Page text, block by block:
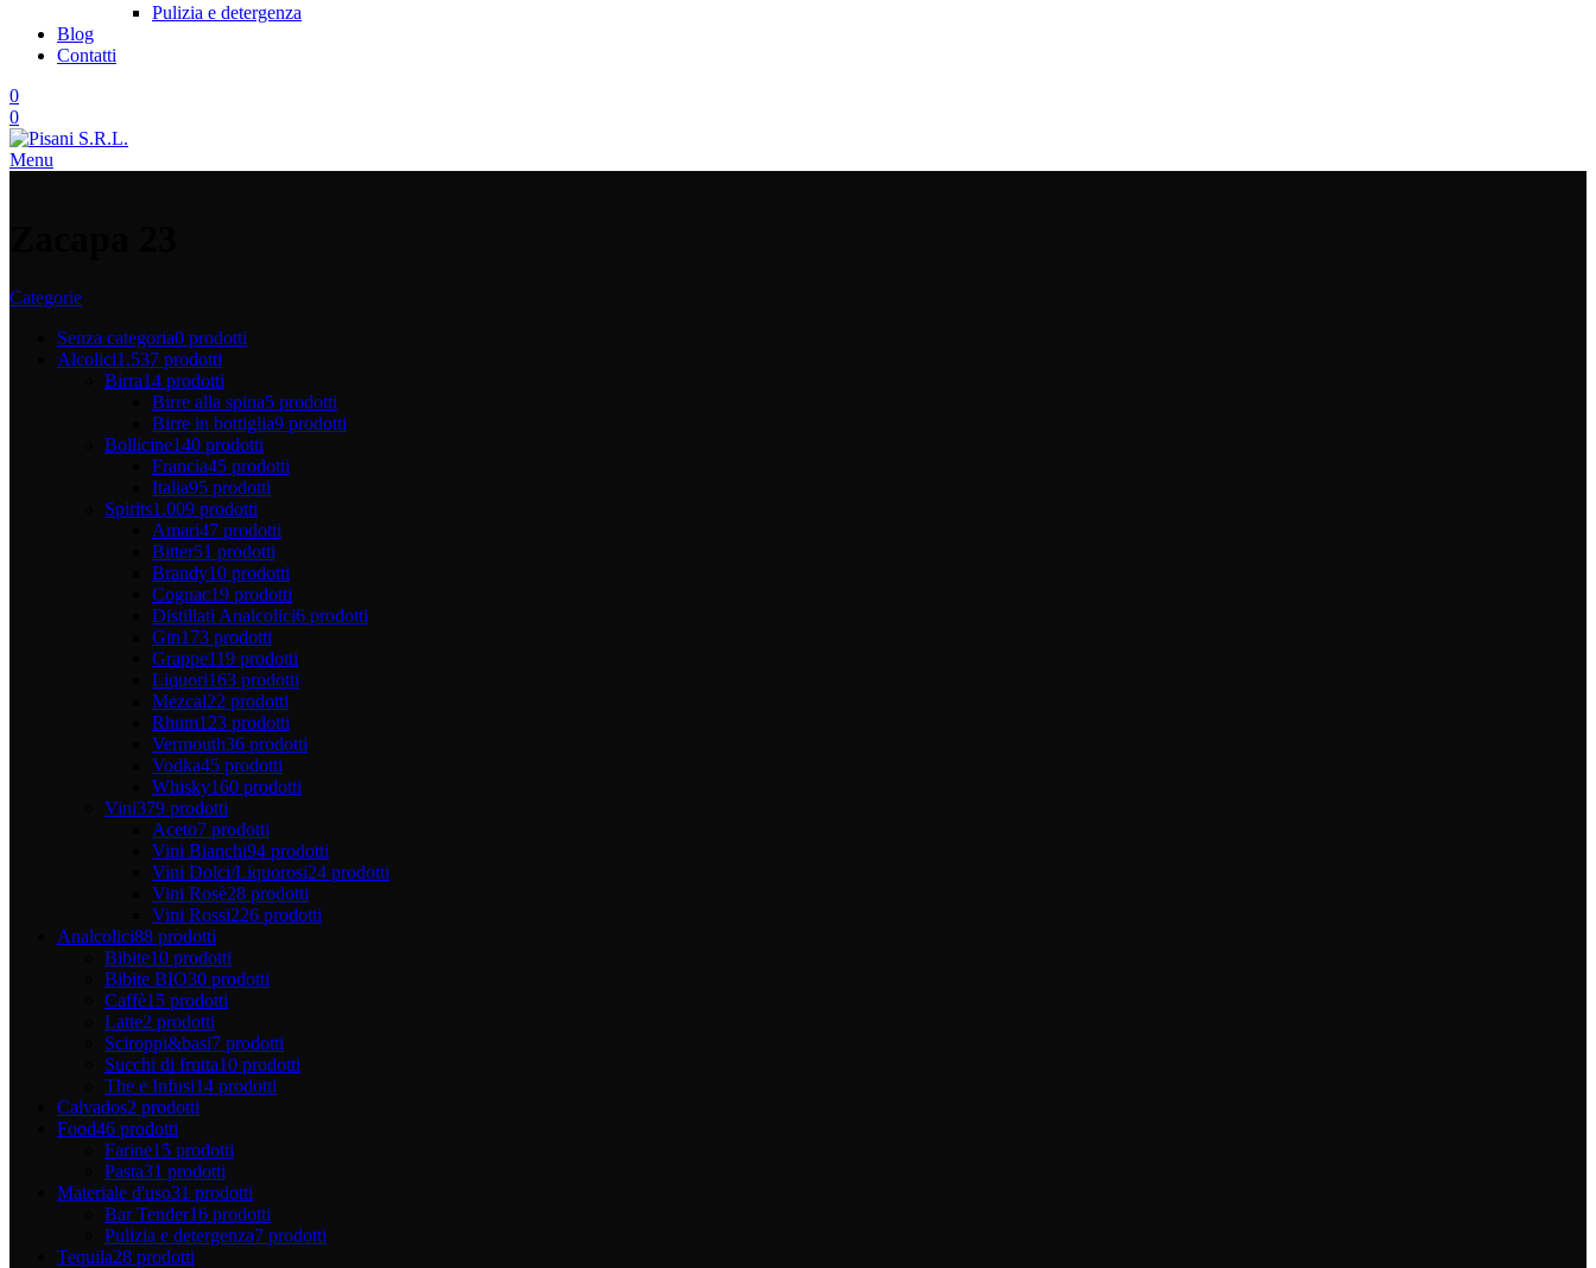
Pulizia e detergenza
Blog
Contatti
0
0
Menu
Categorie
Senza categoria0 prodotti
Alcolici1.537 prodotti
Birra14 prodotti
Birre alla spina5 prodotti
Birre in bottiglia9 prodotti
Bollicine140 prodotti
Francia45 prodotti
Italia95 prodotti
Spirits1.009 prodotti
Amari47 prodotti
Bitter51 prodotti
Brandy10 prodotti
Cognac19 prodotti
Distillati Analcolici6 prodotti
Gin173 prodotti
Grappe119 prodotti
Liquori163 prodotti
Mezcal22 prodotti
Rhum123 prodotti
Vermouth36 prodotti
Vodka45 prodotti
Whisky160 prodotti
Vini379 prodotti
Aceto7 prodotti
Vini Bianchi94 prodotti
Vini Dolci/Liquorosi24 prodotti
Vini Rosè28 prodotti
Vini Rossi226 prodotti
Analcolici88 prodotti
Bibite10 prodotti
Bibite BIO30 prodotti
Caffè15 prodotti
Latte2 prodotti
Sciroppi&basi7 prodotti
Succhi di frutta10 prodotti
The e Infusi14 prodotti
Calvados2 prodotti
Food46 prodotti
Farine15 prodotti
Pasta31 prodotti
Materiale d'uso31 prodotti
Bar Tender16 prodotti
Pulizia e detergenza7 prodotti
Tequila28 prodotti